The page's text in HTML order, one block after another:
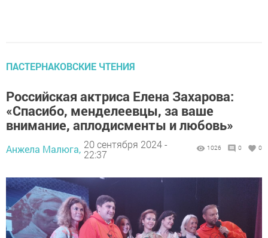
ПАСТЕРНАКОВСКИЕ ЧТЕНИЯ
Российская актриса Елена Захарова:
«Спасибо, менделеевцы, за ваше
внимание, аплодисменты и любовь»
Анжела Малюга, 20 сентября 2024 -
22:37
1026 0 0